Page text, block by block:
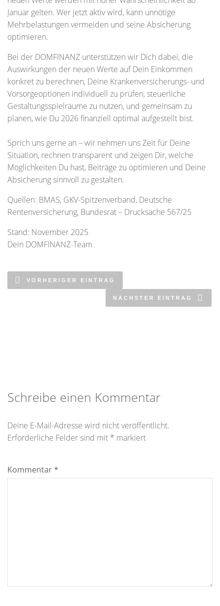
Januar gelten. Wer jetzt aktiv wird, kann unnötige
Mehrbelastungen vermeiden und seine Absicherung
optimieren.
Bei der DOMFINANZ unterstützen wir Dich dabei, die
Auswirkungen der neuen Werte auf Dein Einkommen
konkret zu berechnen, Deine Krankenversicherungs- und
Vorsorgeoptionen individuell zu prüfen, steuerliche
Gestaltungsspielräume zu nutzen, und gemeinsam zu
planen, wie Du 2026 finanziell optimal aufgestellt bist.
Sprich uns gerne an – wir nehmen uns Zeit für Deine
Situation, rechnen transparent und zeigen Dir, welche
Möglichkeiten Du hast, Beiträge zu optimieren und Deine
Absicherung sinnvoll zu gestalten.
Quellen: BMAS, GKV-Spitzenverband, Deutsche
Rentenversicherung, Bundesrat – Drucksache 567/25
Stand: November 2025
Dein DOMFINANZ-Team
VORHERIGER EINTRAG
NÄCHSTER EINTRAG
Schreibe einen Kommentar
Deine E-Mail-Adresse wird nicht veröffentlicht.
Erforderliche Felder sind mit * markiert
Kommentar *